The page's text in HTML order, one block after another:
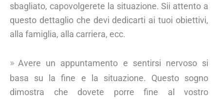
sbagliato, capovolgerete la situazione. Sii attento a
questo dettaglio che devi dedicarti ai tuoi obiettivi,
alla famiglia, alla carriera, ecc.
Avere un appuntamento e sentirsi nervoso si
basa su la fine e la situazione. Questo sogno
dimostra che dovete porre fine al vostro